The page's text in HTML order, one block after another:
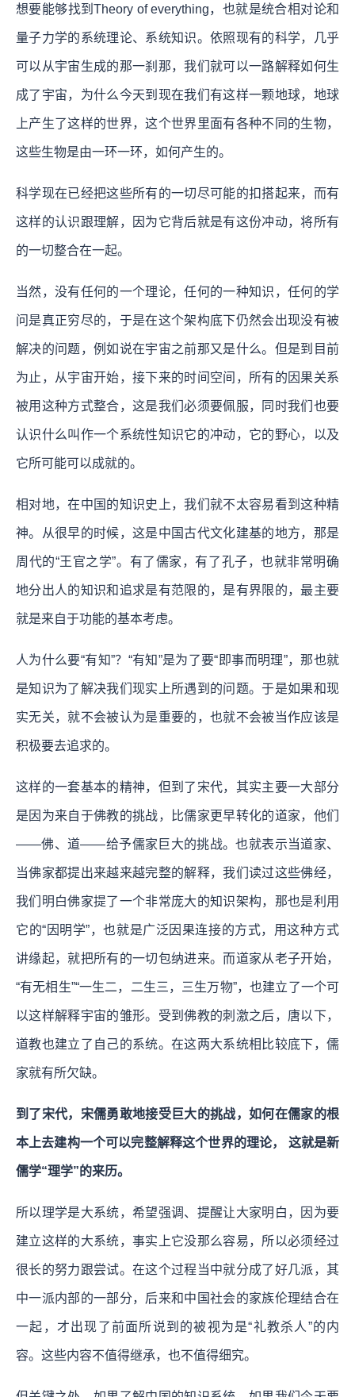
想要能够找到Theory of everything，也就是统合相对论和
量子力学的系统理论、系统知识。依照现有的科学，几乎
可以从宇宙生成的那一刹那，我们就可以一路解释如何生
成了宇宙，为什么今天到现在我们有这样一颗地球，地球
上产生了这样的世界，这个世界里面有各种不同的生物，
这些生物是由一环一环，如何产生的。
科学现在已经把这些所有的一切尽可能的扣搭起来，而有
这样的认识跟理解，因为它背后就是有这份冲动，将所有
的一切整合在一起。
当然，没有任何的一个理论，任何的一种知识，任何的学
问是真正穷尽的，于是在这个架构底下仍然会出现没有被
解决的问题，例如说在宇宙之前那又是什么。但是到目前
为止，从宇宙开始，接下来的时间空间，所有的因果关系
被用这种方式整合，这是我们必须要佩服，同时我们也要
认识什么叫作一个系统性知识它的冲动，它的野心，以及
它所可能可以成就的。
相对地，在中国的知识史上，我们就不太容易看到这种精
神。从很早的时候，这是中国古代文化建基的地方，那是
周代的“王官之学”。有了儒家，有了孔子，也就非常明确
地分出人的知识和追求是有范限的，是有界限的，最主要
就是来自于功能的基本考虑。
人为什么要“有知”？“有知”是为了要“即事而明理”，那也就
是知识为了解决我们现实上所遇到的问题。于是如果和现
实无关，就不会被认为是重要的，也就不会被当作应该是
积极要去追求的。
这样的一套基本的精神，但到了宋代，其实主要一大部分
是因为来自于佛教的挑战，比儒家更早转化的道家，他们
——佛、道——给予儒家巨大的挑战。也就表示当道家、
当佛家都提出来越来越完整的解释，我们读过这些佛经，
我们明白佛家提了一个非常庞大的知识架构，那也是利用
它的“因明学”，也就是广泛因果连接的方式，用这种方式
讲缘起，就把所有的一切包纳进来。而道家从老子开始，
“有无相生”“一生二，二生三，三生万物”，也建立了一个可
以这样解释宇宙的雏形。受到佛教的刺激之后，唐以下，
道教也建立了自己的系统。在这两大系统相比较底下，儒
家就有所欠缺。
到了宋代，宋儒勇敢地接受巨大的挑战，如何在儒家的根
本上去建构一个可以完整解释这个世界的理论， 这就是新
儒学“理学”的来历。
所以理学是大系统，希望强调、提醒让大家明白，因为要
建立这样的大系统，事实上它没那么容易，所以必须经过
很长的努力跟尝试。在这个过程当中就分成了好几派，其
中一派内部的一部分，后来和中国社会的家族伦理结合在
一起，才出现了前面所说到的被视为是“礼教杀人”的内
容。这些内容不值得继承，也不值得细究。